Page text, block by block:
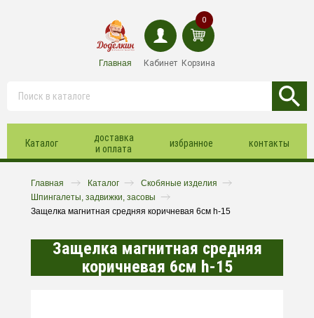
Главная Кабинет
0
Корзина
Каталог
доставка
и оплата
избранное контакты
Главная Каталог
Скобяные изделия
Шпингалеты, задвижки, засовы
Защелка магнитная средняя коричневая 6см h-15
Защелка магнитная средняя
коричневая 6см h-15